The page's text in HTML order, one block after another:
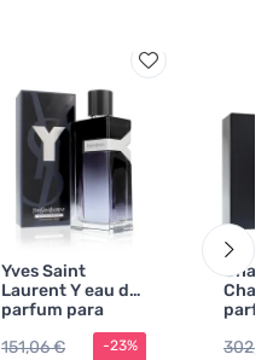
Yves Saint
Laurent Y eau de
parfum para
homens 100 ml
151,06 €
-23%